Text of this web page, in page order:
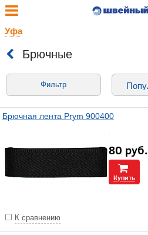
Уфа
Брючные
Фильтр
Брючная лента Prym 900400
80 руб.
Купить
К сравнению